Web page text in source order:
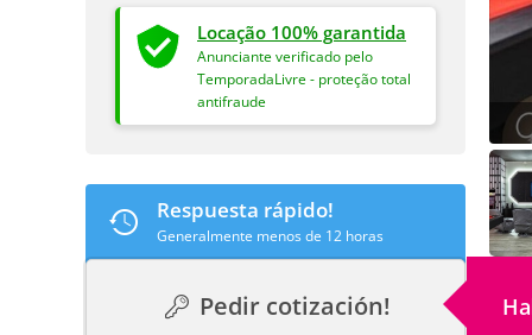
Locação 100% garantida
Anunciante verificado pelo
TemporadaLivre - proteção total
antifraude
Respuesta rápido!
Generalmente menos de 12 horas
Pedir cotización!